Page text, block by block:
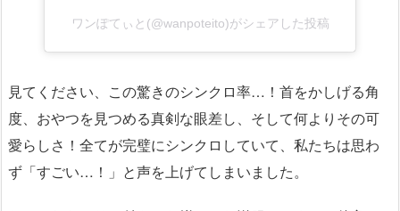
ワンぽてぃと(@wanpoteito)がシェアした投稿
見てください、この驚きのシンクロ率…！首をかしげる角
度、おやつを見つめる真剣な眼差し、そして何よりその可
愛らしさ！全てが完璧にシンクロしていて、私たちは思わ
ず「すごい…！」と声を上げてしまいました。